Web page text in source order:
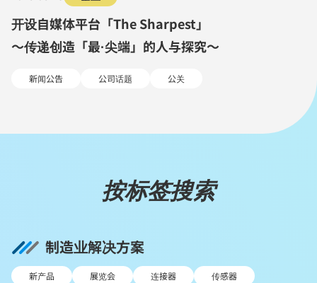
开设自媒体平台「The Sharpest」
～传递创造「最·尖端」的人与探究～
新闻公告 公司话题 公关
按标签搜索
制造业解决方案
新产品 展览会 连接器
传感器